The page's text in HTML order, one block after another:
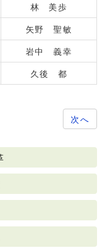
林 美歩
矢野 聖敏
岩中 義幸
久後 都
次へ